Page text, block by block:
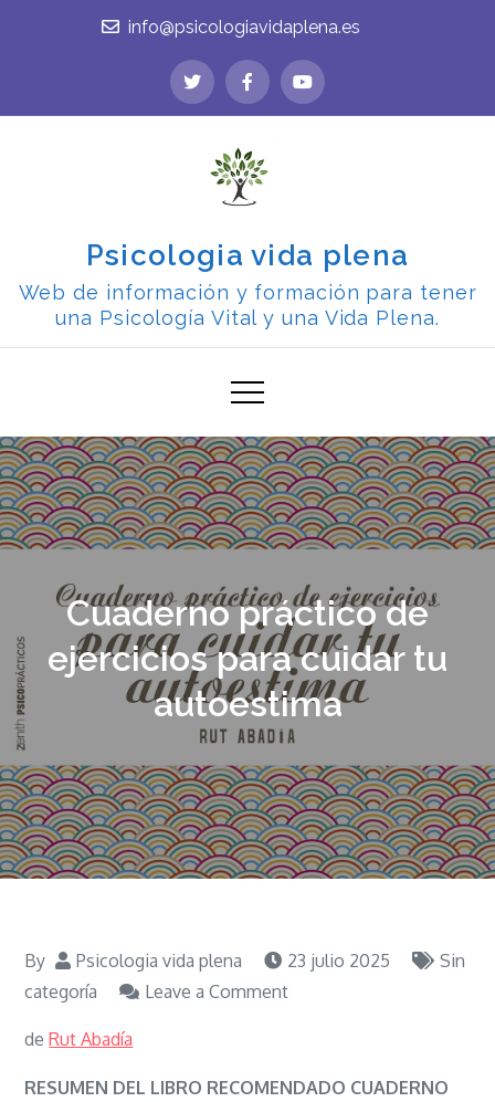
info@psicologiavidaplena.es
Psicologia vida plena
Web de información y formación para tener
una Psicología Vital y una Vida Plena.
Cuaderno práctico de
ejercicios para cuidar tu
autoestima
By Psicologia vida plena 23 julio 2025
Sin
categoría
Leave a Commenton
de
deRut Abadía
RESUMEN DEL LIBRO RECOMENDADO CUADERNO